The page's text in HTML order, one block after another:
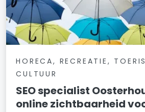
HORECA, RECREATIE,
CULTUUR
SEO specialist
online zichtbaarheid